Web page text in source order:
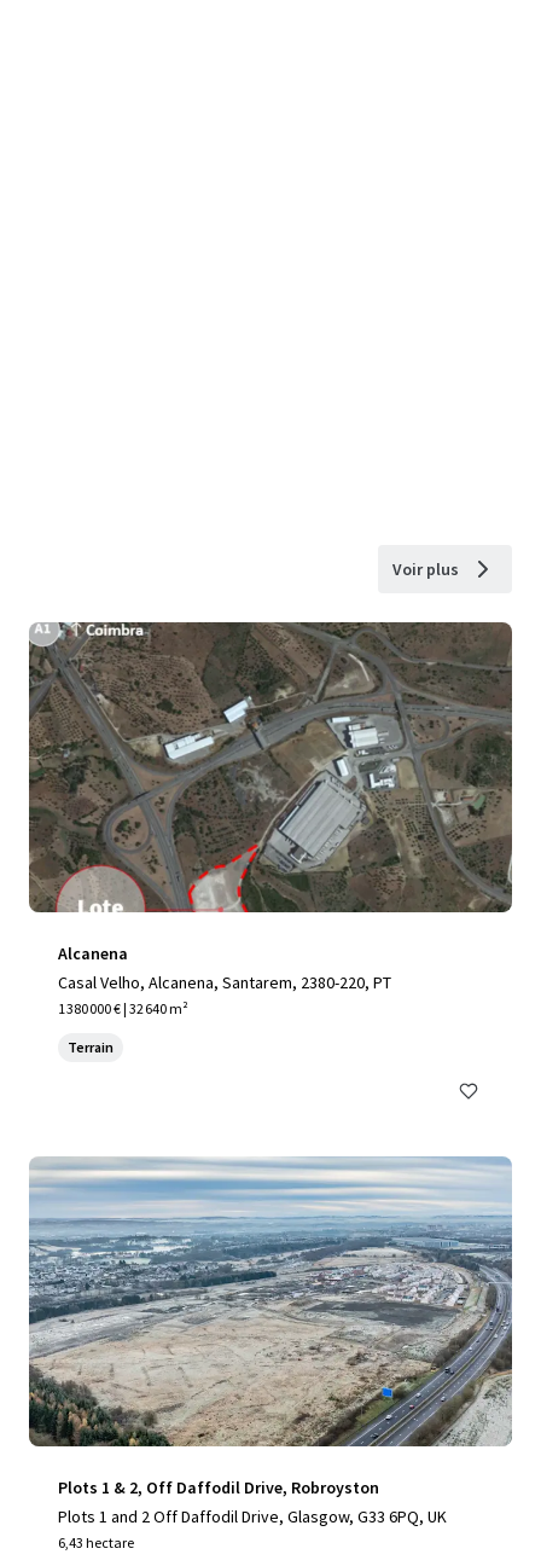
Voir plus
Alcanena
Casal Velho, Alcanena, Santarem, 2380-220, PT
1 380 000 € | 32 640 m²
Terrain
Plots 1 & 2, Off Daffodil Drive, Robroyston
Plots 1 and 2 Off Daffodil Drive, Glasgow, G33 6PQ, UK
6,43 hectare